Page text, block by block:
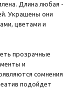
Длина любая -
Украшены они
цветами и
прозрачные
и
сомнения
подойдет